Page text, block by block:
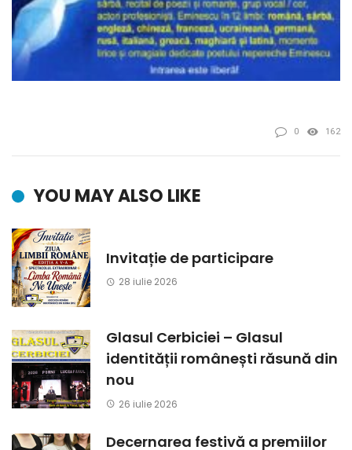
0 162
YOU MAY ALSO LIKE
Invitație de participare
28 iulie 2026
Glasul Cerbiciei – Glasul
identității românești răsună din
nou
26 iulie 2026
Decernarea festivă a premiilor